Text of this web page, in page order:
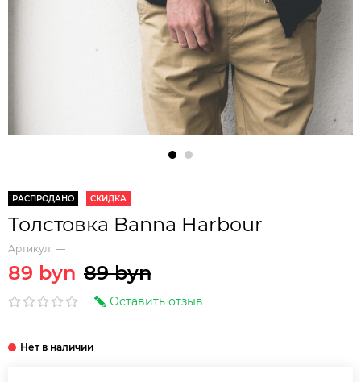
РАСПРОДАНО СКИДКА
Толстовка Banna Harbour
Артикул: —
89 byn 89 byn
Оставить отзыв